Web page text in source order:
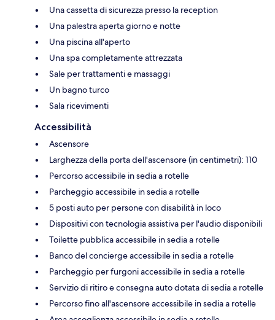
Una cassetta di sicurezza presso la reception
Una palestra aperta giorno e notte
Una piscina all'aperto
Una spa completamente attrezzata
Sale per trattamenti e massaggi
Un bagno turco
Sala ricevimenti
Accessibilità
Ascensore
Larghezza della porta dell'ascensore (in centimetri): 110
Percorso accessibile in sedia a rotelle
Parcheggio accessibile in sedia a rotelle
5 posti auto per persone con disabilità in loco
Dispositivi con tecnologia assistiva per l'audio disponibili
Toilette pubblica accessibile in sedia a rotelle
Banco del concierge accessibile in sedia a rotelle
Parcheggio per furgoni accessibile in sedia a rotelle
Servizio di ritiro e consegna auto dotata di sedia a rotelle
Percorso fino all'ascensore accessibile in sedia a rotelle